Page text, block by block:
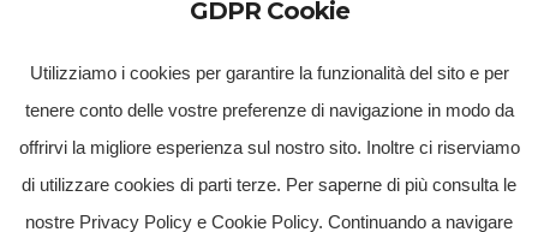
GDPR Cookie
Utilizziamo i cookies per garantire la funzionalità del sito e per
tenere conto delle vostre preferenze di navigazione in modo da
offrirvi la migliore esperienza sul nostro sito. Inoltre ci riserviamo
di utilizzare cookies di parti terze. Per saperne di più consulta le
nostre Privacy Policy e Cookie Policy. Continuando a navigare